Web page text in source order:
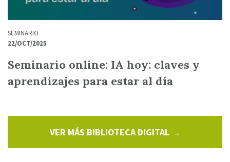
SEMINARIO
22/OCT/2025
Seminario online: IA hoy: claves y
aprendizajes para estar al día
VER MÁS BIBLIOTECA DIGITAL →